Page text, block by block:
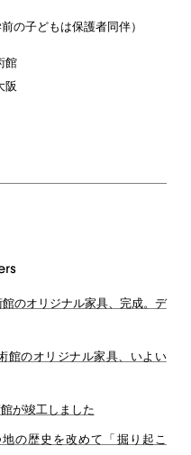
の子どもは保護者同伴）
館
阪
のオリジナル家具、完成。デ
館のオリジナル家具、いよい
が竣工しました
の歴史を改めて「掘り起こ